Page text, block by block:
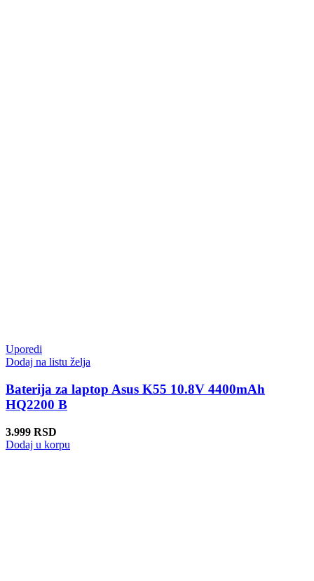
Uporedi
Dodaj na listu želja
Baterija za laptop Asus K55 10.8V 4400mAh
HQ2200 B
3.999 RSD
Dodaj u korpu